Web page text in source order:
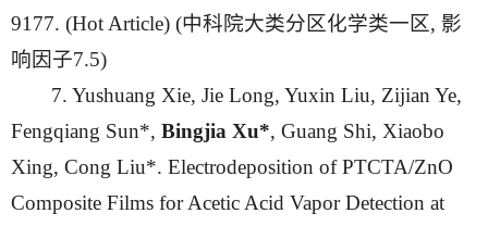
9177. (Hot Article) (中科院大类分区化学类一区, 影
响因子7.5)
7. Yushuang Xie, Jie Long, Yuxin Liu, Zijian Ye,
Fengqiang Sun*, Bingjia Xu*, Guang Shi, Xiaobo
Xing, Cong Liu*. Electrodeposition of PTCTA/ZnO
Composite Films for Acetic Acid Vapor Detection at